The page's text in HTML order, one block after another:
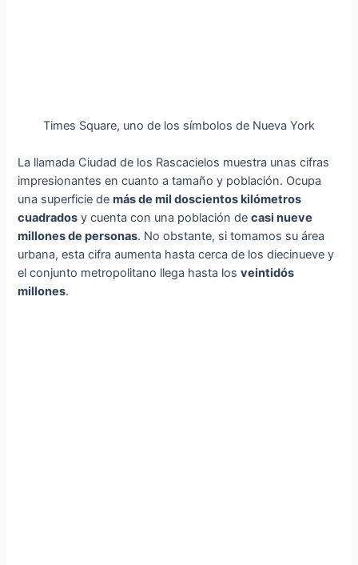
Times Square, uno de los símbolos de Nueva York
La llamada Ciudad de los Rascacielos muestra unas cifras
impresionantes en cuanto a tamaño y población. Ocupa
una superficie demás de mil doscientos kilómetros
cuadrados y cuenta con una población decasi nueve
millones de personas. No obstante, si tomamos su área
urbana, esta cifra aumenta hasta cerca de los diecinueve y
el conjunto metropolitano llega hasta losveintidós
millones.